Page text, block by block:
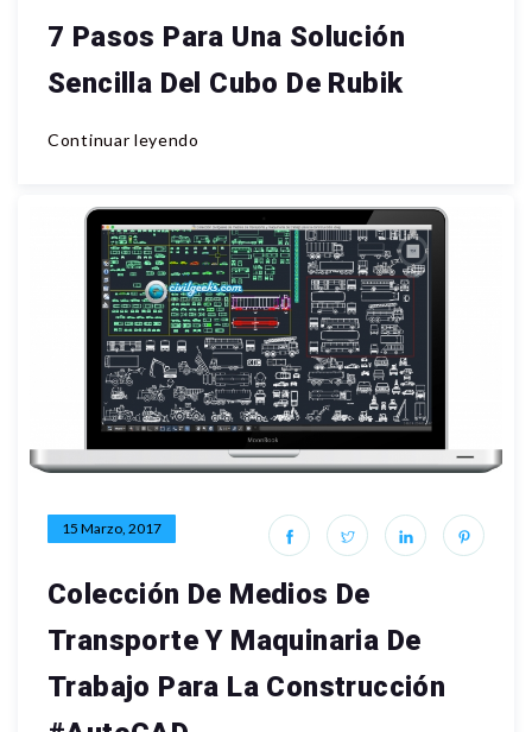
7 Pasos Para Una Solución
Sencilla Del Cubo De Rubik
Continuar leyendo
15 Marzo, 2017
Colección De Medios De
Transporte Y Maquinaria De
Trabajo Para La Construcción